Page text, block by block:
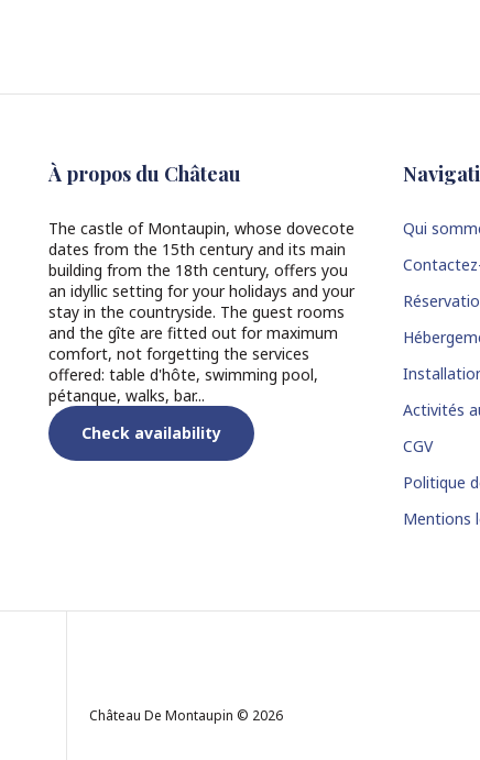
À propos du Château
The castle of Montaupin, whose dovecote
dates from the 15th century and its main
building from the 18th century, offers you
an idyllic setting for your holidays and your
stay in the countryside. The guest rooms
and the gîte are fitted out for maximum
comfort, not forgetting the services
offered: table d'hôte, swimming pool,
pétanque, walks, bar...
Check availability
Qui
Activités
CGV
Politique
Mentions
Château De Montaupin © 2026